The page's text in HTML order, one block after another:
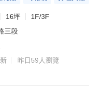
16坪
1F/3F
三段
昨日59人瀏覽